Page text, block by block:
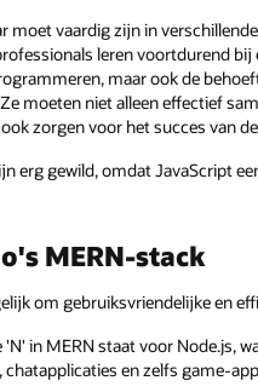
moet vaardig zijn in
leren voortdurend
maar ook de
moeten niet alleen effectief
zorgen voor het succes van
erg gewild, omdat JavaScript
MERN-stack
om gebruiksvriendelijke en
'N' in MERN staat voor Node.js,
en zelfs game-